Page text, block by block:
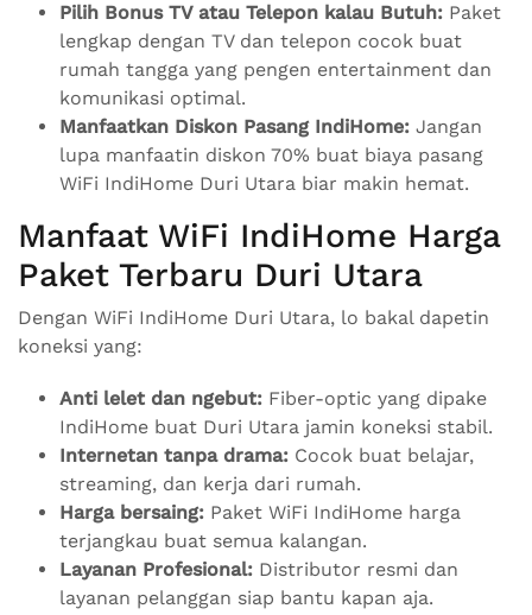
Pilih Bonus TV atau Telepon kalau Butuh: Paket
lengkap dengan TV dan telepon cocok buat
rumah tangga yang pengen entertainment dan
komunikasi optimal.
Manfaatkan Diskon Pasang IndiHome: Jangan
lupa manfaatin diskon 70% buat biaya pasang
WiFi IndiHome Duri Utara biar makin hemat.
Manfaat WiFi IndiHome Harga
Paket Terbaru Duri Utara
Dengan WiFi IndiHome Duri Utara, lo bakal dapetin
koneksi yang:
Anti lelet dan ngebut: Fiber-optic yang dipake
IndiHome buat Duri Utara jamin koneksi stabil.
Internetan tanpa drama: Cocok buat belajar,
streaming, dan kerja dari rumah.
Harga bersaing: Paket WiFi IndiHome harga
terjangkau buat semua kalangan.
Layanan Profesional: Distributor resmi dan
layanan pelanggan siap bantu kapan aja.